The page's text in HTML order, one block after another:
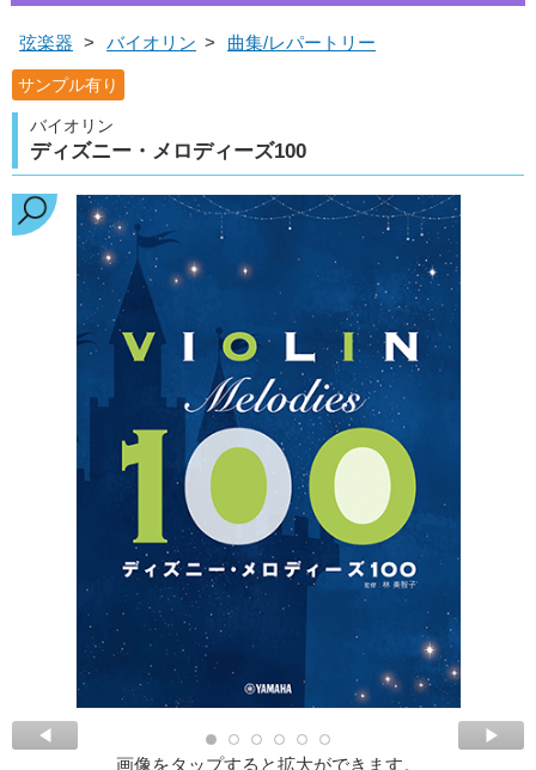
弦楽器 > バイオリン > 曲集/レパートリー
サンプル有り
バイオリン
ディズニー・メロディーズ100
画像をタップすると拡大ができます。